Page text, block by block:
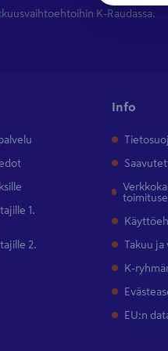
K-Raudassa.
1.
2.
Info
Takuu ja
K-
EU:n